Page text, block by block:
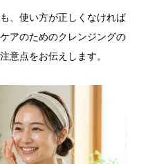
、使い方が正しくなければ
アのためのクレンジングの
意点をお伝えします。